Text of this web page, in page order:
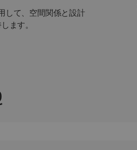
して、空間関係と設計
ます。